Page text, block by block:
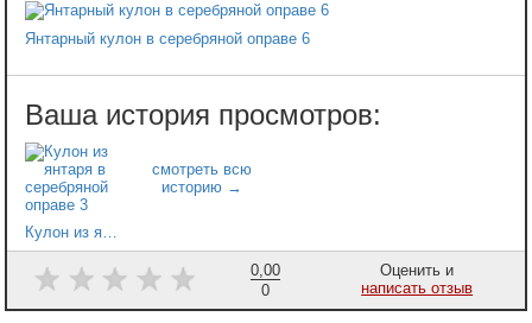
Янтарный кулон в серебряной оправе 6
0,00
0
Оценить и
написать отзыв